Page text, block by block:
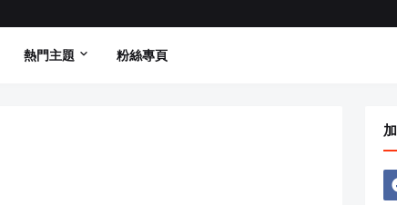
熱門主題 粉絲專頁